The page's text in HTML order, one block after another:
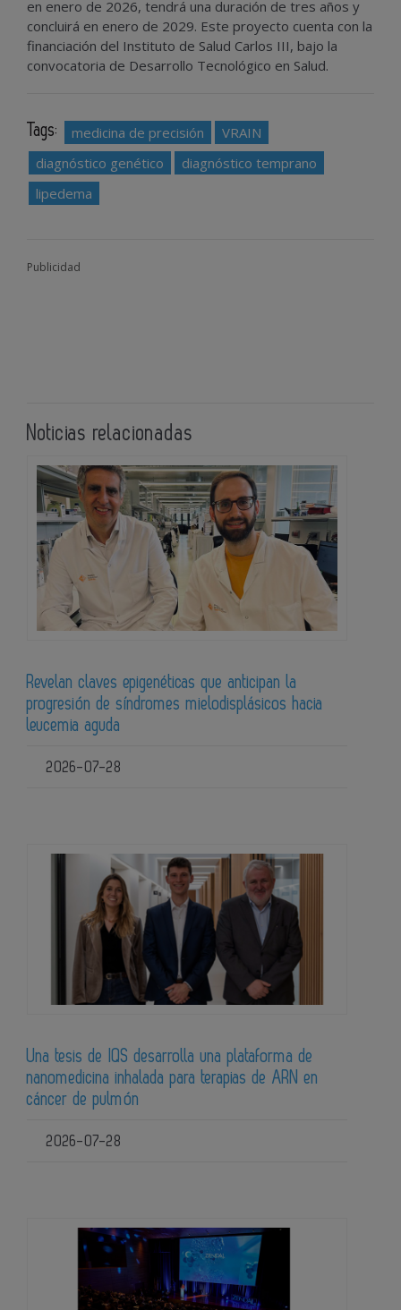
en enero de 2026, tendrá una duración de tres años y
concluirá en enero de 2029. Este proyecto cuenta con la
financiación del Instituto de Salud Carlos III, bajo la
convocatoria de Desarrollo Tecnológico en Salud.
Tags: medicina de precisión
VRAIN
diagnóstico genético
diagnóstico temprano
lipedema
Publicidad
Noticias relacionadas
Revelan claves epigenéticas que anticipan la
progresión de síndromes mielodisplásicos hacia
leucemia aguda
2026-07-28
Una tesis de IQS desarrolla una plataforma de
nanomedicina inhalada para terapias de ARN en
cáncer de pulmón
2026-07-28